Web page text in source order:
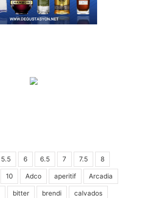
5.5 6 6.5 7 7.5 8
10 Adco aperitif Arcadia
bitter brendi calvados